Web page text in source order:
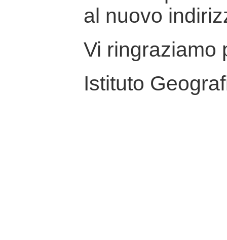
al nuovo
Vi ringraziamo
Istituto